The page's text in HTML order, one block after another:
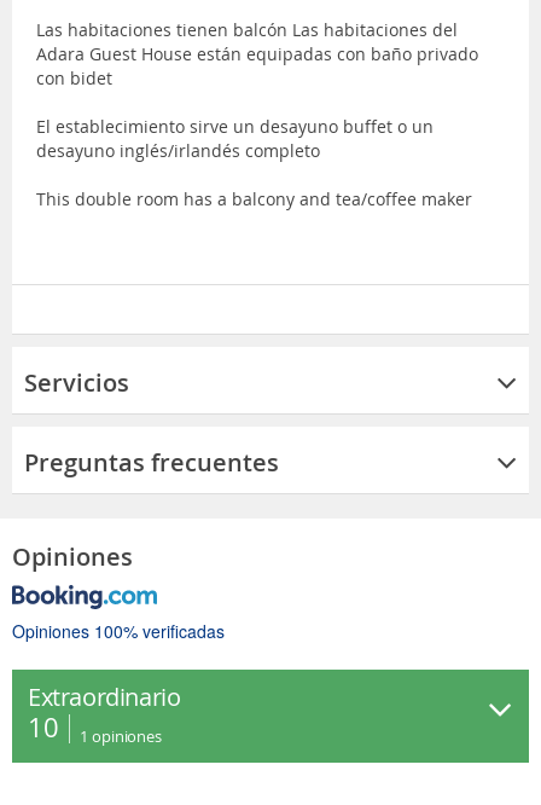
Las habitaciones tienen balcón Las habitaciones del
Adara Guest House están equipadas con baño privado
con bidet
El establecimiento sirve un desayuno buffet o un
desayuno inglés/irlandés completo
This double room has a balcony and tea/coffee maker
Servicios
Preguntas frecuentes
Opiniones
Opiniones 100% verificadas
Extraordinario
10 1 opiniones